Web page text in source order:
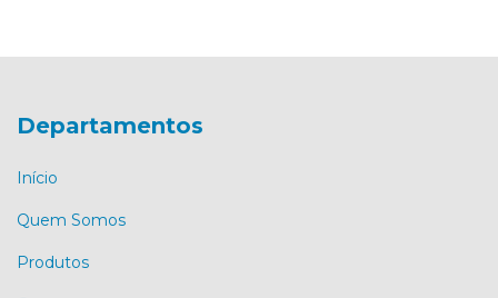
Departamentos
Início
Quem Somos
Produtos